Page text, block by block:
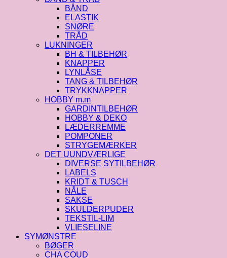
BÅND
ELASTIK
SNØRE
TRÅD
LUKNINGER
BH & TILBEHØR
KNAPPER
LYNLÅSE
TANG & TILBEHØR
TRYKKNAPPER
HOBBY m.m
GARDINTILBEHØR
HOBBY & DEKO
LÆDERREMME
POMPONER
STRYGEMÆRKER
DET UUNDVÆRLIGE
DIVERSE SYTILBEHØR
LABELS
KRIDT & TUSCH
NÅLE
SAKSE
SKULDERPUDER
TEKSTIL-LIM
VLIESELINE
SYMØNSTRE
BØGER
CHA COUD